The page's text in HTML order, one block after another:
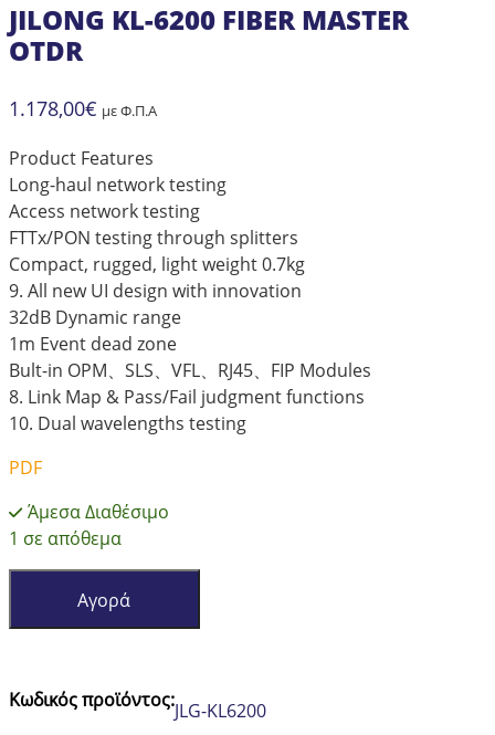
JILONG KL-6200 FIBER MASTER
OTDR
1.178,00€ με Φ.Π.Α
Product Features
Long-haul network testing
Access network testing
FTTx/PON testing through splitters
Compact, rugged, light weight 0.7kg
9. All new UI design with innovation
32dB Dynamic range
1m Event dead zone
Bult-in OPM、SLS、VFL、RJ45、FIP Modules
8. Link Map & Pass/Fail judgment functions
10. Dual wavelengths testing
PDF
Άμεσα Διαθέσιμο
1 σε απόθεμα
6200
MASTER
OTDR
Αγορά
Κωδικός προϊόντος:JLG-KL6200